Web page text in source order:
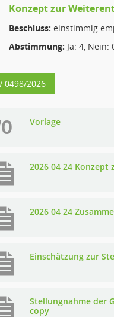
Konzept zur
Beschluss: einstimmig
Abstimmung: Ja: 4, Nein:
0498/2026
Vorlage
2026 04 24
2026 04 24
Einschätzung zur
Stellungnahme der
copy